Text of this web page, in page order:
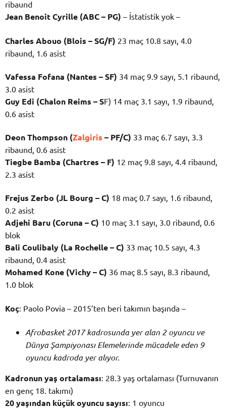
ribaund
Jean Benoit Cyrille (ABC – PG) – İstatistik yok –
Charles Abouo (Blois – SG/F) 23 maç 10.8 sayı, 4.0
ribaund, 1.6 asist
Vafessa Fofana (Nantes – SF) 34 maç 9.9 sayı, 5.1 ribaund,
3.0 asist
Guy Edi (Chalon Reims – SF) 14 maç 3.1 sayı, 1.9 ribaund,
0.6 asist
Deon Thompson (Zalgiris – PF/C) 33 maç 6.7 sayı, 3.3
ribaund, 0.6 asist
Tiegbe Bamba (Chartres – F) 12 maç 9.8 sayı, 4.4 ribaund,
2.3 asist
Frejus Zerbo (JL Bourg – C) 18 maç 0.7 sayı, 1.6 ribaund,
0.2 asist
Adjehi Baru (Coruna –C) 10 maç 3.1 sayı, 3.0 ribaund, 0.6
blok
Bali Coulibaly (La Rochelle – C) 33 maç 10.5 sayı, 4.3
ribaund, 0.4 asist
Mohamed Kone (Vichy – C) 36 maç 8.5 sayı, 8.3 ribaund,
1.0 blok
Koç: Paolo Povia – 2015’ten beri takımın başında –
Afrobasket 2017 kadrosunda yer alan 2 oyuncu ve
Dünya Şampiyonası Elemelerinde mücadele eden 9
oyuncu kadroda yer alıyor.
Kadronun yaş ortalaması: 28.3 yaş ortalaması (Turnuvanın
en genç 18. takımı)
20 yaşından küçük oyuncu sayısı: 1 oyuncu